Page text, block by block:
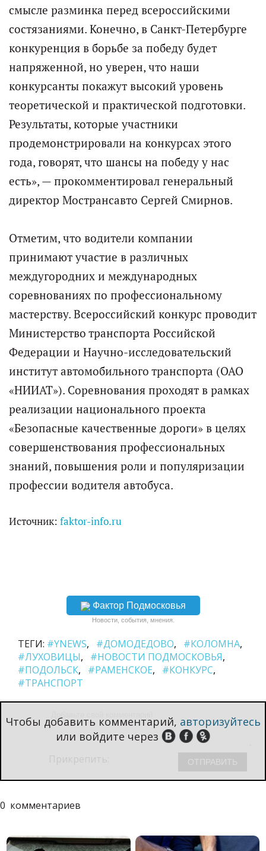
смысле разминка перед всероссийскими
состязаниями. Конечно, в Санкт-Петербурге
конкуренция в борьбе за победу будет
напряженной, но уверен, что наши
конкурсанты покажут высокий уровень
теоретической и практической подготовки.
Результаты, которые участники
продемонстрировали на конкурсах этого
года, говорят, что шансы на победу у нас
есть», — прокомментировал генеральный
директор Мострансавто Сергей Смирнов.
Отметим, что водители компании
принимают участие в различных
междугородних и международных
соревнованиях по профессиональному
мастерству. Всероссийский конкурс проводит
Министерство транспорта Российской
Федерации и Научно-исследовательский
институт автомобильного транспорта (ОАО
«НИИАТ»). Соревнования проходят в рамках
реализации национального проекта
«Безопасные качественные дороги» в целях
совершенствования профессиональных
знаний, повышения роли и популяризации
профессии водителя автобуса.
Источник: faktor-info.ru
Фактор Подмосковья
Новости, события, мнения.
ТЕГИ: #YNEWS #ДОМОДЕДОВО
#КОЛОМНА
#ЛУХОВИЦЫ
#НОВОСТИ ПОДМОСКОВЬЯ
#ПОДОЛЬСК
#РАМЕНСКОЕ
#КОНКУРС
#ТРАНСПОРТ
Чтобы добавить комментарий, авторизуйтесь
или войдите через
0 комментариев